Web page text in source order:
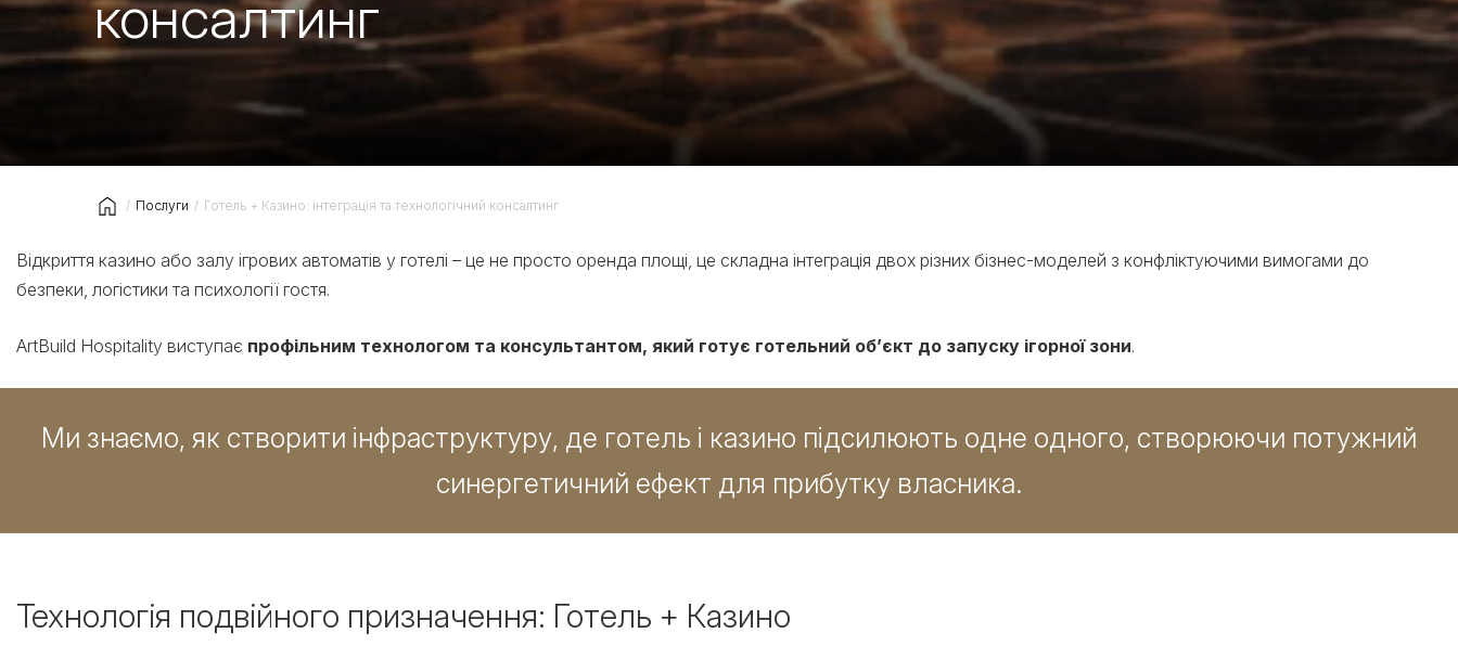
консалтинг
/ Послуги / Готель + Казино: інтеграція та технологічний консалтинг
Відкриття казино або залу ігрових автоматів у готелі – це не просто оренда площі, це складна інтеграція двох різних бізнес-моделей з конфліктуючими вимогами до
безпеки, логістики та психології гостя.
ArtBuild Hospitality виступає профільним технологом та консультантом, який готує готельний об’єкт до запуску ігорної зони.
Ми знаємо, як створити інфраструктуру, де готель і казино підсилюють одне одного, створюючи потужний
синергетичний ефект для прибутку власника.
Технологія подвійного призначення: Готель + Казино